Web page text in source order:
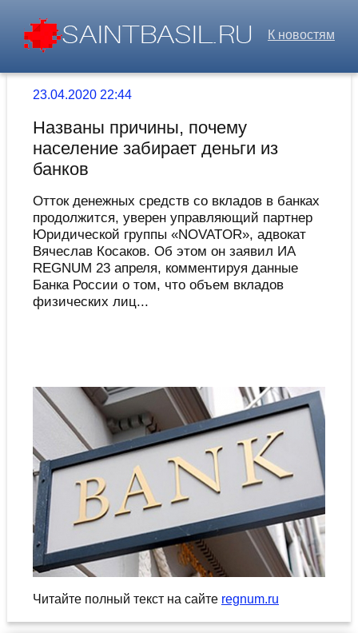
К новостям
23.04.2020 22:44
Названы причины, почему
население забирает деньги из
банков
Отток денежных средств со вкладов в банках
продолжится, уверен управляющий партнер
Юридической группы «NOVATOR», адвокат
Вячеслав Косаков. Об этом он заявил ИА
REGNUM 23 апреля, комментируя данные
Банка России о том, что объем вкладов
физических лиц...
Читайте полный текст на сайте regnum.ru